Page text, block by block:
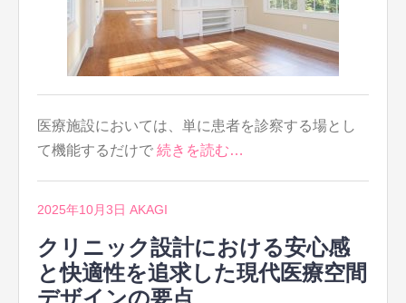
医療施設においては、単に患者を診察する場とし
て機能するだけで 続きを読む…
2025年10月3日 AKAGI
クリニック設計における安心感
と快適性を追求した現代医療空間